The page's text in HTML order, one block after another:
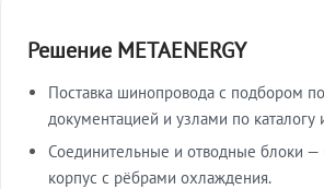
Решение METAENERGY
Поставка шинопровода с подбором
документацией и узлами по каталогу
Соединительные и отводные блоки —
корпус с рёбрами охлаждения.